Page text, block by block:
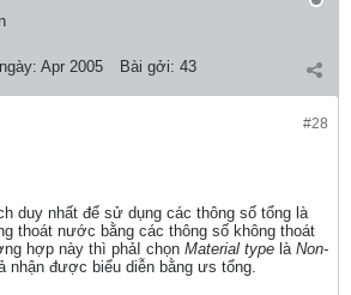
Apr 2005 Bài gởi: 43
#28
duy nhất để sử dụng các thông số tổng là
thoát nước bằng các thông số không thoát
hợp này thì phảI chọn Material type là Non-
nhận được biểu diễn bằng ưs tổng.